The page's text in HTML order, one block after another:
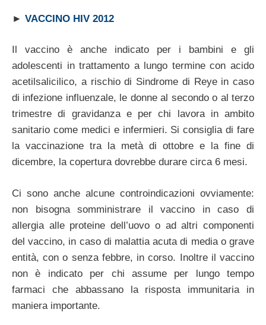
► VACCINO HIV 2012
Il vaccino è anche indicato per i bambini e gli
adolescenti in trattamento a lungo termine con acido
acetilsalicilico, a rischio di Sindrome di Reye in caso
di infezione influenzale, le donne al secondo o al terzo
trimestre di gravidanza e per chi lavora in ambito
sanitario come medici e infermieri. Si consiglia di fare
la vaccinazione tra la metà di ottobre e la fine di
dicembre, la copertura dovrebbe durare circa 6 mesi.
Ci sono anche alcune controindicazioni ovviamente:
non bisogna somministrare il vaccino in caso di
allergia alle proteine dell’uovo o ad altri componenti
del vaccino, in caso di malattia acuta di media o grave
entità, con o senza febbre, in corso. Inoltre il vaccino
non è indicato per chi assume per lungo tempo
farmaci che abbassano la risposta immunitaria in
maniera importante.